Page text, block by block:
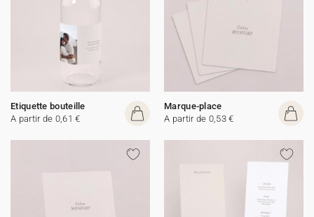
Etiquette bouteille
A partir de 0,61 €
Marque-place
A partir de 0,53 €